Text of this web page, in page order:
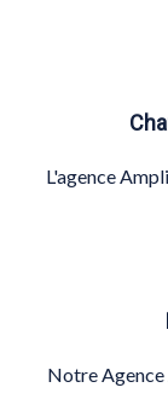
L'agence
Notre